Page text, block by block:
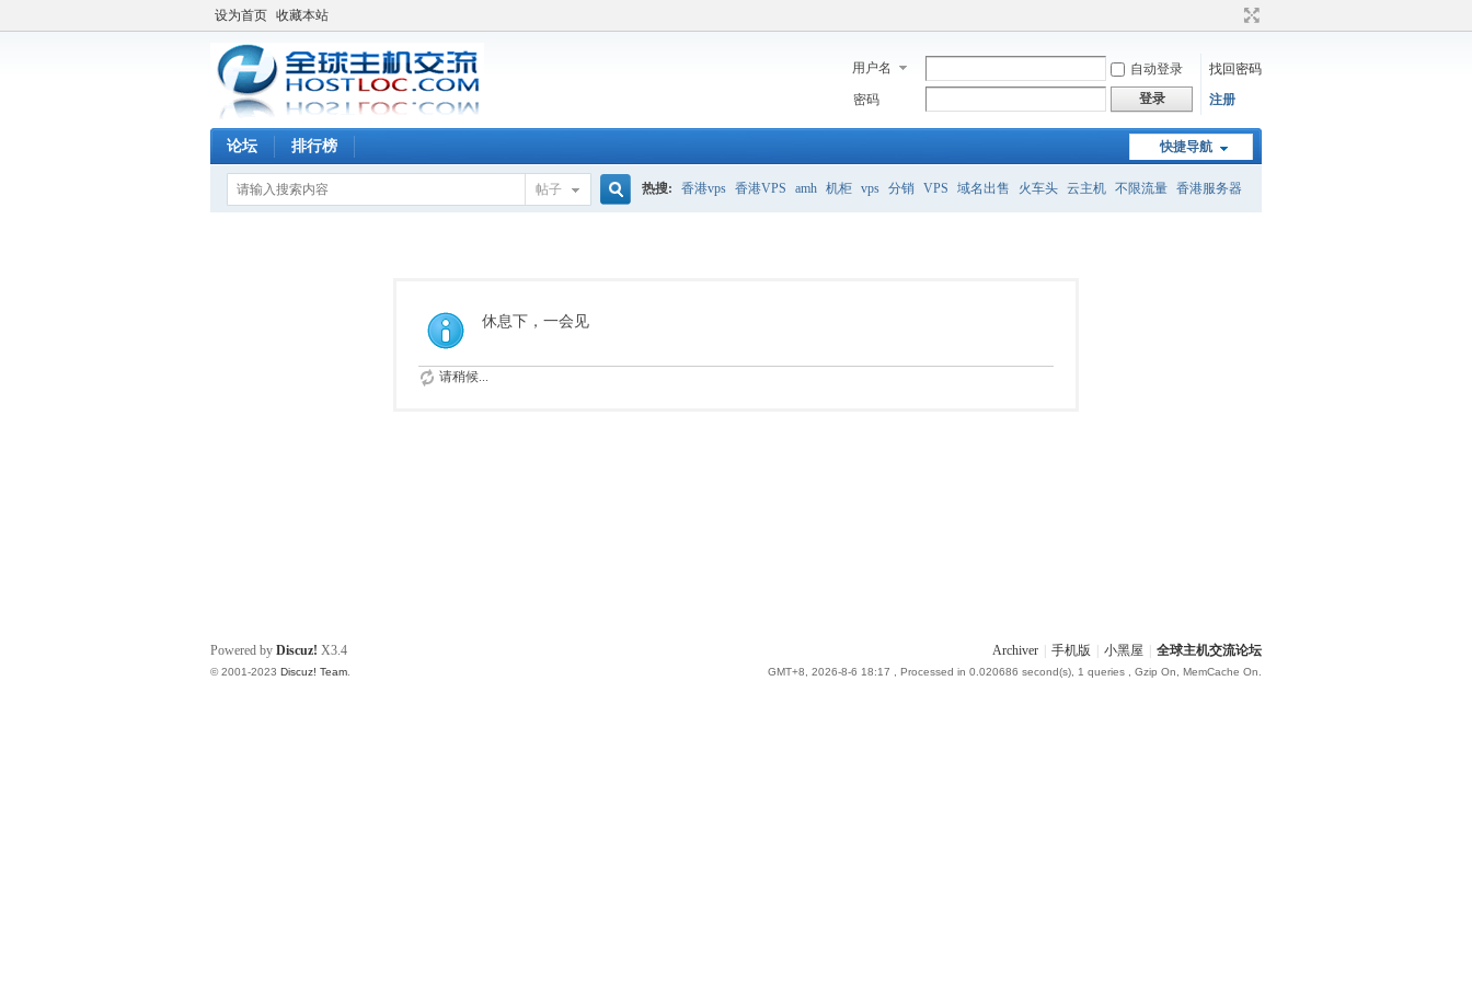
设为首页 收藏本站
用户名 自动登录
找回密码
密码
登录 注册
快捷导航
论坛 排行榜
帖子 热搜: 香港vps 香港VPS amh 机柜 vps 分销 VPS 域名出售 火车头 云主机 不限流量 香港服务器
休息下，一会见
请稍候...
Archiver 手机版 小黑屋 全球主机交流论坛
GMT+8, 2026-8-6 18:17 , Processed in 0.020686 second(s), 1 queries , Gzip On, MemCache On.
Powered by Discuz! X3.4
© 2001-2023 Discuz! Team